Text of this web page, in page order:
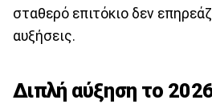
σταθερό επιτόκιο δεν
αυξήσεις.
Διπλή αύξηση το